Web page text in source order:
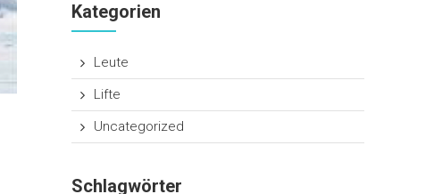
Kategorien
Leute
Lifte
Uncategorized
Schlagwörter